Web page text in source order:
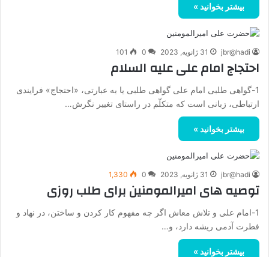
بیشتر بخوانید »
jbr@hadi 31 ژانویه, 2023 0
101
احتجاج امام علی علیه السلام
1-گواهی طلبی امام علی گواهی طلبی یا به عبارتی، «احتجاج» فرایندی
ارتباطی، زبانی است که متکلّم در راستای تغییر نگرش…
بیشتر بخوانید »
jbr@hadi 31 ژانویه, 2023 0
1,330
توصیه های امیرالمومنین برای طلب روزی
1-امام علی و تلاش معاش اگر چه مفهوم کار کردن و ساختن، در نهاد و
فطرت آدمی ریشه دارد، و…
بیشتر بخوانید »